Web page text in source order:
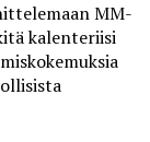
MM-
kalenteriisi